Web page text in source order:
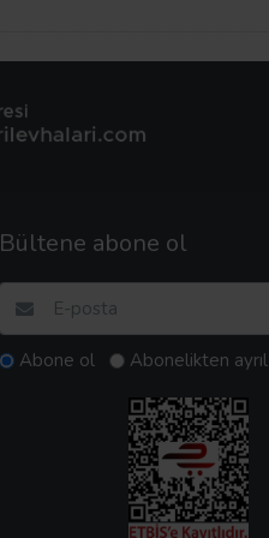
Bültene abone ol
Abone ol Abonelikten ayrıl